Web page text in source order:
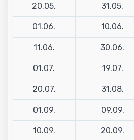
20.05. 31.05.
01.06. 10.06.
11.06. 30.06.
01.07. 19.07.
20.07. 31.08.
01.09. 09.09.
10.09. 20.09.